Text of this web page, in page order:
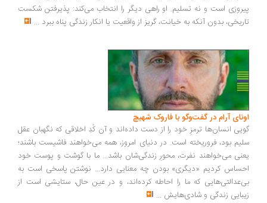
است و نه تسلیم. او راهی دیگر را انتخاب می‌کند: پذیرفتن شکست
بدون آنکه به خیانت، گریز از واقعیت یا انکار زندگی پناه ببرد...
آرام در گفت‌وگو با فاروک شهیچ‭
انسان‌ها ترمزِ خود را از دست داده‌اند و آن کُدِ اخلاقی که نگهبان عقل
بود، فروریخته است. در دنیای امروز، همه می‌خواهند فاشیست باشند؛
می‌خواهند نفرت، محورِ زندگی‌شان باشد... ما با گوشت و پوست خود
کردیم «دیگری» بودن چه معنایی دارد... نوشتن پاسخی است به
که ما را احاطه کرده‌اند، و در عین حال، ستایشی است از
زندگی و شادی‌هایش...